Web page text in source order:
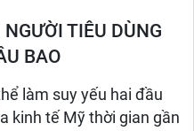
TIÊU DÙNG
BAO
làm suy yếu hai đầu
kinh tế Mỹ thời gian gần